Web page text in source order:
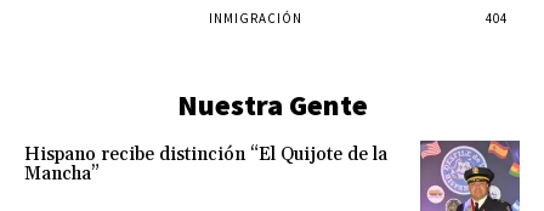
INMIGRACIÓN
404
Nuestra Gente
Hispano recibe distinción “El Quijote de la
Mancha”